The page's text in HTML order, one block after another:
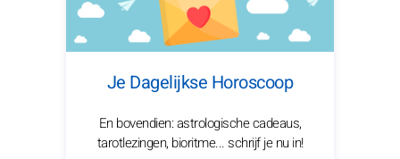
Je Dagelijkse Horoscoop
En bovendien: astrologische cadeaus,
tarotlezingen, bioritme... schrijf je nu in!